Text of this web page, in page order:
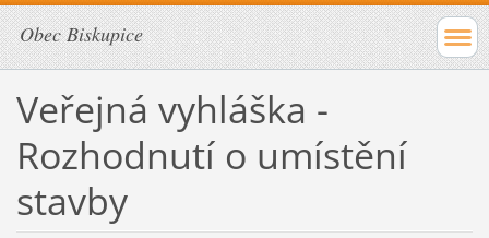
Obec Biskupice
Veřejná vyhláška -
Rozhodnutí o umístění
stavby